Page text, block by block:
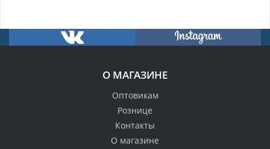
О МАГАЗИНЕ
Оптовикам
Рознице
Контакты
О магазине